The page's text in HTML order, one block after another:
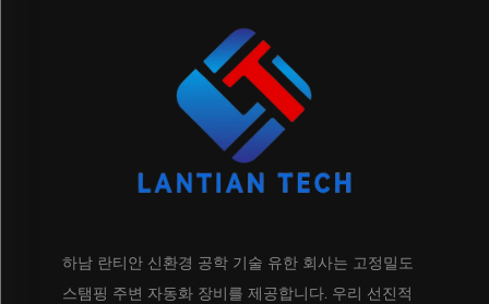
하남 란티안 신환경 공학 기술 유한 회사는 고정밀도
스탬핑 주변 자동화 장비를 제공합니다. 우리 선진적